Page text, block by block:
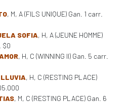
, M, A (FILS UNIQUE) Gan. 1 carr.
SOFIA, H, A (JEUNE HOMME)
$0
, H, C (WINNING II) Gan. 5 carr.
LLUVIA, H, C (RESTING PLACE)
, M, C (RESTING PLACE) Gan. 6